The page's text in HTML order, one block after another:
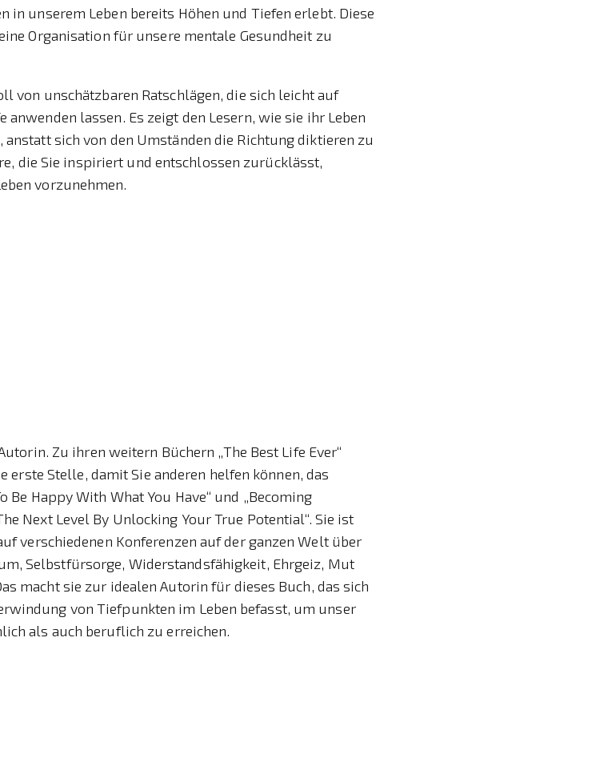
in unserem Leben bereits Höhen und Tiefen erlebt. Diese
Organisation für unsere mentale Gesundheit zu
von unschätzbaren Ratschlägen, die sich leicht auf
lassen. Es zeigt den Lesern, wie sie ihr Leben
sich von den Umständen die Richtung diktieren zu
die Sie inspiriert und entschlossen zurücklässt,
vorzunehmen.
Zu ihren weitern Büchern „The Best Life Ever“
erste Stelle, damit Sie anderen helfen können, das
Be Happy With What You Have“ und „Becoming
Next Level By Unlocking Your True Potential“. Sie ist
verschiedenen Konferenzen auf der ganzen Welt über
Selbstfürsorge, Widerstandsfähigkeit, Ehrgeiz, Mut
macht sie zur idealen Autorin für dieses Buch, das sich
von Tiefpunkten im Leben befasst, um unser
als auch beruflich zu erreichen.